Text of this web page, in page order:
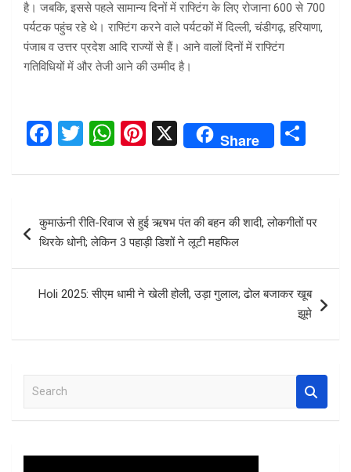
है। जबकि, इससे पहले सामान्य दिनों में राफ्टिंग के लिए रोजाना 600 से 700
पर्यटक पहुंच रहे थे। राफ्टिंग करने वाले पर्यटकों में दिल्ली, चंडीगढ़, हरियाणा,
पंजाब व उत्तर प्रदेश आदि राज्यों से हैं। आने वालों दिनों में राफ्टिंग
गतिविधियों में और तेजी आने की उम्मीद है।
F
ce
b
o
k
T
tt
er
W
at
A
p
Pi
er
es
t
X Share
ar
navigation
कुमाऊंनी रीति-रिवाज से हुई ऋषभ पंत की बहन की शादी, लोकगीतों पर
थिरके धोनी; लेकिन 3 पहाड़ी डिशों ने लूटी महफ‍िल
Holi 2025: सीएम धामी ने खेली होली, उड़ा गुलाल; ढोल बजाकर खूब
झूमे
a